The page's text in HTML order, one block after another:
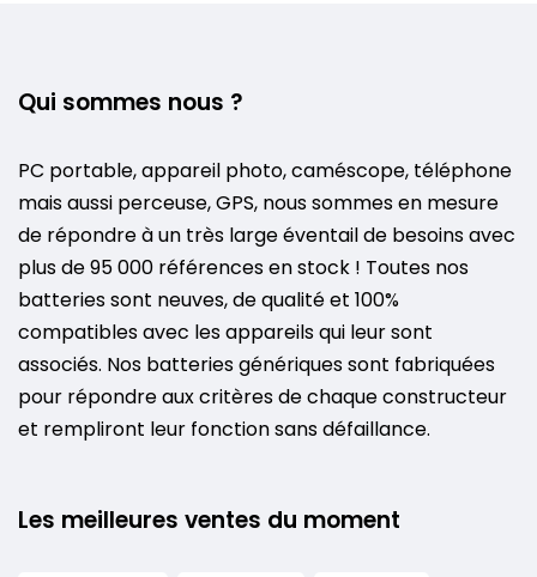
Qui sommes nous ?
PC portable, appareil photo, caméscope, téléphone
mais aussi perceuse, GPS, nous sommes en mesure
de répondre à un très large éventail de besoins avec
plus de 95 000 références en stock ! Toutes nos
batteries sont neuves, de qualité et 100%
compatibles avec les appareils qui leur sont
associés. Nos batteries génériques sont fabriquées
pour répondre aux critères de chaque constructeur
et rempliront leur fonction sans défaillance.
Les meilleures ventes du moment